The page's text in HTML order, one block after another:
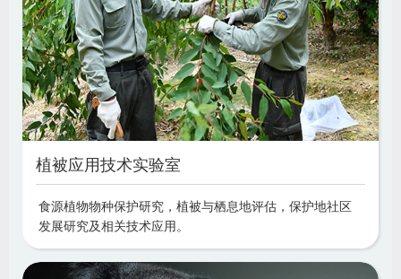
植被应用技术实验室
食源植物物种保护研究，植被与栖息地评估，保护地社区
发展研究及相关技术应用。